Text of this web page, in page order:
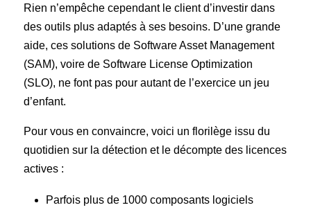
Rien n’empêche cependant le client d’investir dans
des outils plus adaptés à ses besoins. D’une grande
aide, ces solutions de Software Asset Management
(SAM), voire de Software License Optimization
(SLO), ne font pas pour autant de l’exercice un jeu
d’enfant.
Pour vous en convaincre, voici un florilège issu du
quotidien sur la détection et le décompte des licences
actives :
Parfois plus de 1000 composants logiciels